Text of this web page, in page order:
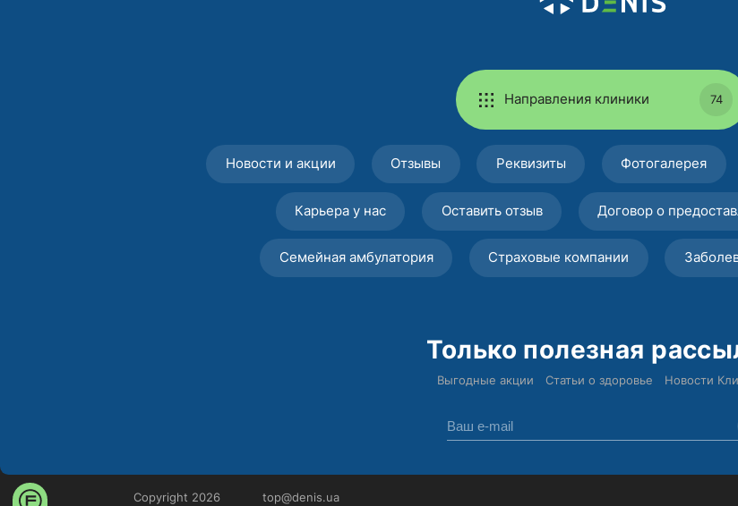
Направления клиники 74
Новости и акции Отзывы Реквизиты Фотогалерея
Карьера у нас Оставить отзыв Договор о
Семейная амбулатория Страховые компании
Только полезная
Выгодные акции Статьи о здоровье Новости
Copyright 2026 top@denis.ua